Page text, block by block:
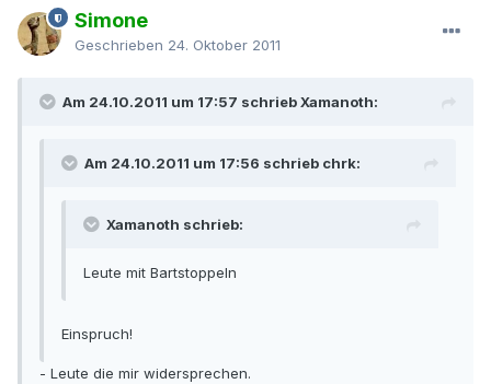
Simone
Geschrieben 24. Oktober 2011
Am 24.10.2011 um 17:57 schrieb Xamanoth:
Am 24.10.2011 um 17:56 schrieb chrk:
Xamanoth schrieb:
Leute mit Bartstoppeln
Einspruch!
- Leute die mir widersprechen.